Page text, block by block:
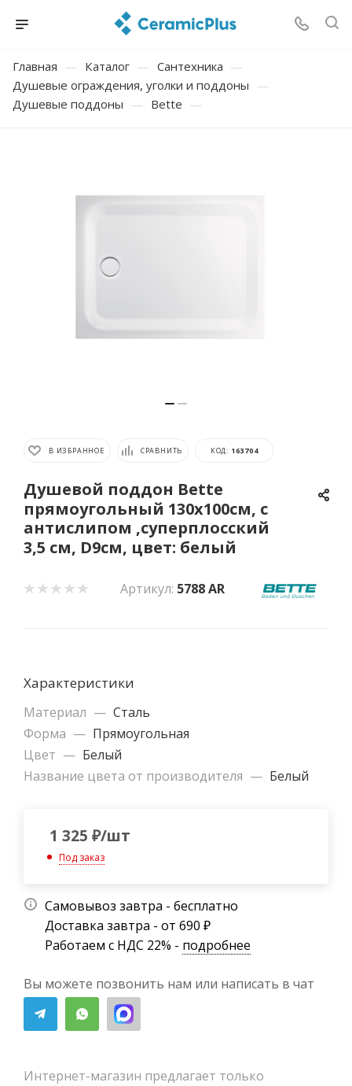
Главная — Каталог — Сантехника —
Душевые ограждения, уголки и поддоны —
Душевые поддоны — Bette —
В ИЗБРАННОЕ СРАВНИТЬ КОД: 163704
Душевой поддон Bette
прямоугольный 130х100см, с
антислипом ,суперплосский
3,5 см, D9см, цвет: белый
Артикул: 5788 AR
Характеристики
Материал — Сталь
Форма — Прямоугольная
Цвет — Белый
Название цвета от производителя — Белый
1 325 ₽/шт
Под заказ
Самовывоз завтра - бесплатно
Доставка завтра - от 690 ₽
Работаем с НДС 22% - подробнее
Вы можете позвонить нам или написать в чат
Интернет-магазин предлагает только